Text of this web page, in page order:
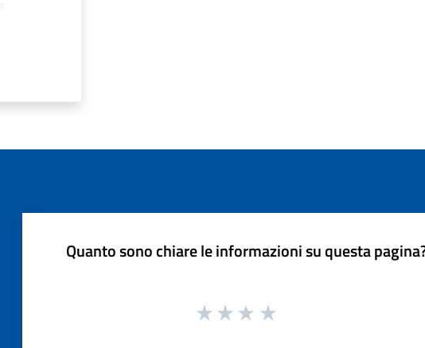
Quanto sono chiare le informazioni su questa